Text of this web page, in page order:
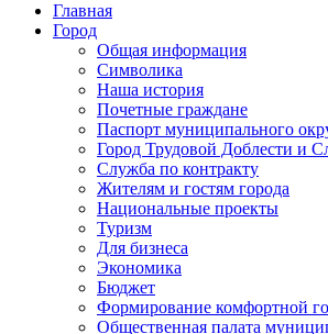
Главная
Город
Общая информация
Символика
Наша история
Почетные граждане
Паспорт муниципального
Город Трудовой Доблести и
Служба по контракту
Жителям и гостям города
Национальные проекты
Туризм
Для бизнеса
Экономика
Бюджет
Формирование комфортной
Общественная палата